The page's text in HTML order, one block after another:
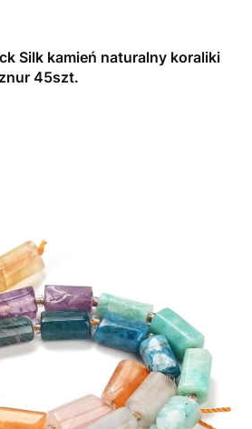
Silk kamień naturalny koraliki
45szt.